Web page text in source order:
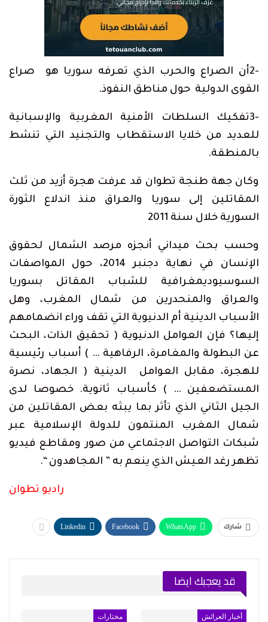
-2أن الصراع والحرب الذي تعرفه سوريا هو صراع
القوى الدولية حول مناطق النفوذ.
-3تفكيك السلطات الأمنية المغربية والإسبانية
للعديد من خلايا الاستقطاب والتجنيد التي تنشط
بالمنطقة.
وكان جهة طنجة تطوان قد عرفت هجرة أزيد من ثلث
المقاتلين إلى سوريا والعراق منذ اندلاع الثورة
السورية خلال سنة 2011
وحسب بحث ميداني أنجزه مرصد الشمال لحقوق
الإنسان في نهاية دجنبر 2014، حول المواصفات
السوسيوديمغرافية للشباب المقاتل بسوريا
والعراق والمنحدرين من شمال المغرب، وهل
الأسباب الدينية أم الدنيوية التي تقف وراء انضمامهم
إليها؟ فإن العوامل الدنيوية ( تحقيق الذات، البحث
عن البطولة والمغامرة، الرفاهية … ) أسباب رئيسية
للهجرة، مقابل العوامل الدينية ( الجهاد، نصرة
المستضعفين … ) كأسباب ثانوية. خصوصا لدى
الجيل الثاني الذي تأثر بما يبثه بعض المقاتلين من
شمال المغرب المنتمون للدولة الإسلامية عبر
شبكات التواصل الاجتماعي من صور ومقاطع فيديو
تظهر رغد العيش الذي ينعم به ” المجاهدون “.
راديو تطوان
شارك WhatsApp
Facebook
Linkedin
قد يعجبك ايضا
أخبار العرائش مختارات